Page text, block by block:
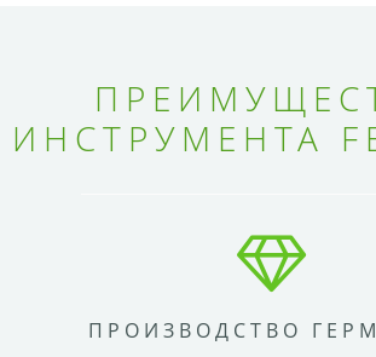
ИНСТРУМЕНТА
ПРОИЗВОДСТВО